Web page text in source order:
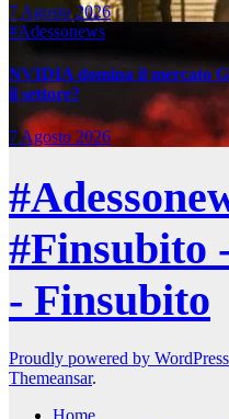
7 Agosto 2026
#Adessonews
NVIDIA domina il mercato
il settore?
7 Agosto 2026
#Finsubito
- Finsubito
Proudly powered by WordPress
Themeansar.